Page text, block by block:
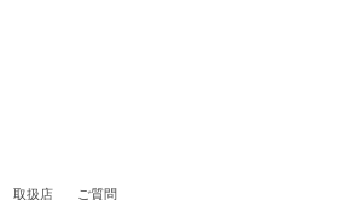
取扱店 ご質問